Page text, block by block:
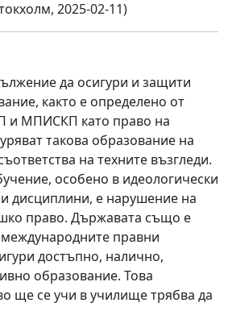
2025-02-11)
да осигури и защити
както е определено от
МПИСКП като право на
такова образование на
на техните възгледи.
особено в идеологически
дисциплини, е нарушение на
право. Държавата също е
правни
достъпно, налично,
образование. Това
ще се учи в училище трябва да